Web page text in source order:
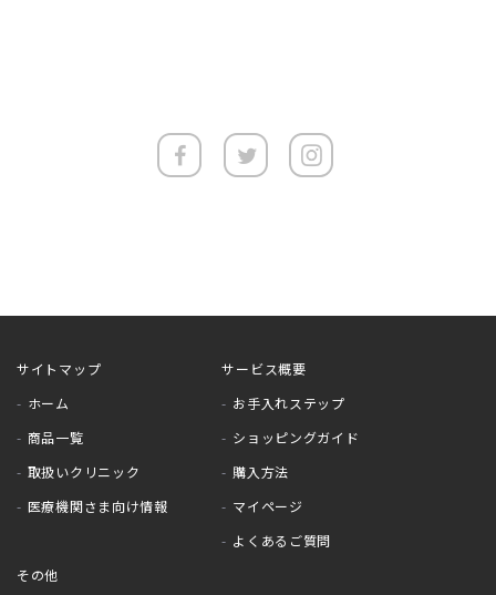
サイトマップ
ホーム
商品一覧
取扱いクリニック
医療機関さま向け情報
サービス概要
お手入れステップ
ショッピングガイド
購入方法
マイページ
よくあるご質問
その他